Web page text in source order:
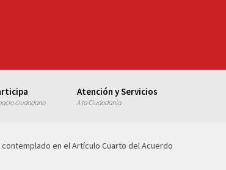
ciudadano
Atención y Servicios
A la Ciudadanía
en el Artículo Cuarto del Acuerdo